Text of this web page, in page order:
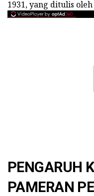
1931, yang ditulis
PENGARUH
PAMERAN